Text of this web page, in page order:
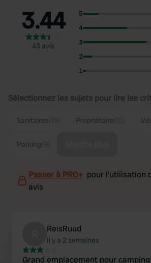
3.44
43 avis
5
4
3
2
1
Sélectionnez les sujets pour lire les
Sanitaires Propriétaire
Parking
Passer à PRO+ pour l'utilisation
avis
ReisRuud
Il y a 2 semaines
Grand emplacement pour